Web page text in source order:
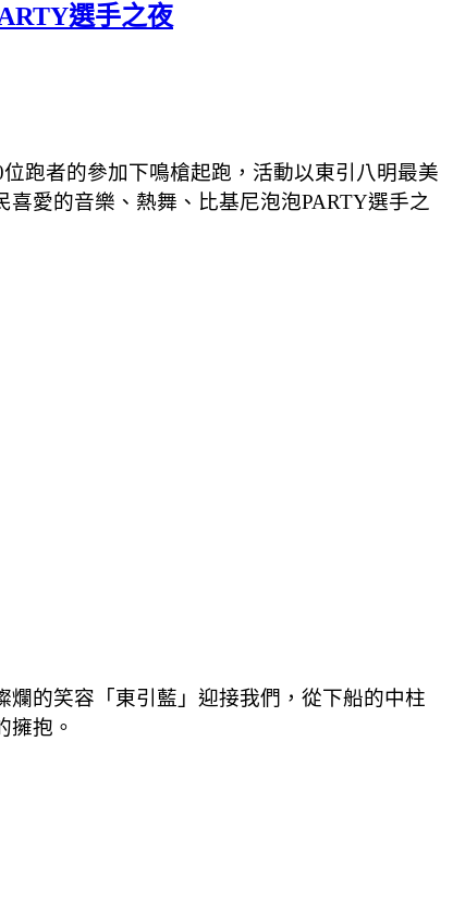
選手之夜
跑者的參加下鳴槍起跑，活動以東引八明最美
愛的音樂、熱舞、比基尼泡泡PARTY選手之
的笑容「東引藍」迎接我們，從下船的中柱
擁抱。